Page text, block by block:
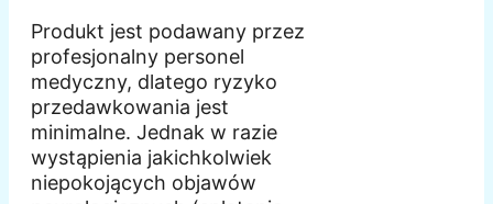
Produkt jest podawany przez
profesjonalny personel
medyczny, dlatego ryzyko
przedawkowania jest
minimalne. Jednak w razie
wystąpienia jakichkolwiek
niepokojących objawów